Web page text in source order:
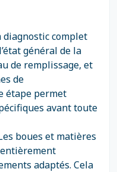
diagnostic complet
général de la
de remplissage, et
de
étape permet
avant toute
boues et matières
adaptés. Cela